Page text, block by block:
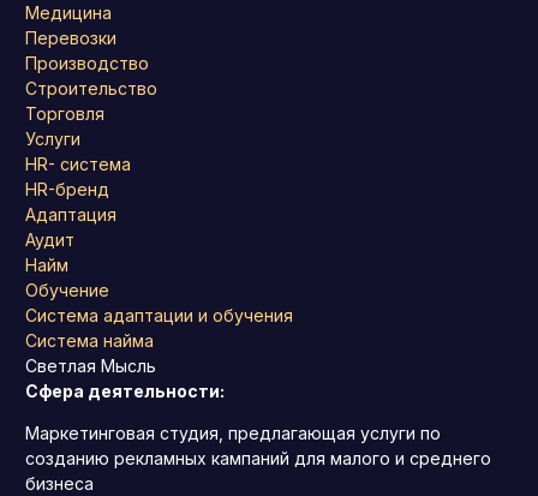
Медицина
Перевозки
Производство
Строительство
Торговля
Услуги
HR- система
HR-бренд
Адаптация
Аудит
Найм
Обучение
Система адаптации и обучения
Система найма
Светлая Мысль
Сфера деятельности:
Маркетинговая студия, предлагающая услуги по
созданию рекламных кампаний для малого и среднего
бизнеса